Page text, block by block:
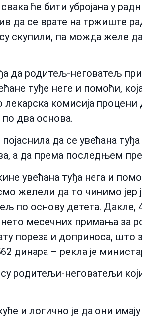
ће бити убројана у
да се врате на тржиште
скупили, па можда желе
да родитељ-неговатељ
туђе неге и помоћи,
комисија процени
два основа.
да се увећана
а да према последњем
увећана туђа нега и
желели да то чинимо јер
по основу детета. Дакле,
нето месечних примања за
пореза и доприноса, што
динара – рекла је
су родитељи-неговатељи
и логично је да они